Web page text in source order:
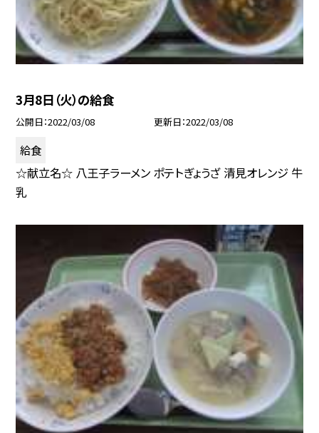
3月8日（火）の給食
公開日 2022/03/08 更新日 2022/03/08
給食
☆献立名☆ 八王子ラーメン ポテトぎょうざ 清見オレンジ 牛
乳